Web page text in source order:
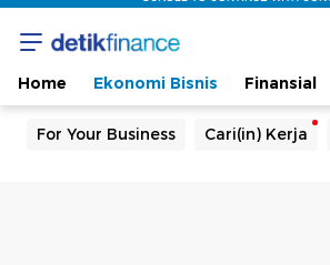
Home Ekonomi Bisnis Finansial
For Your Business Cari(in) Kerja